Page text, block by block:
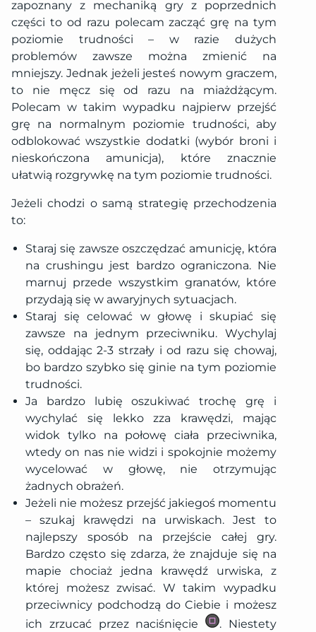
zapoznany z mechaniką gry z poprzednich
części to od razu polecam zacząć grę na tym
poziomie trudności – w razie dużych
problemów zawsze można zmienić na
mniejszy. Jednak jeżeli jesteś nowym graczem,
to nie męcz się od razu na miażdżącym.
Polecam w takim wypadku najpierw przejść
grę na normalnym poziomie trudności, aby
odblokować wszystkie dodatki (wybór broni i
nieskończona amunicja), które znacznie
ułatwią rozgrywkę na tym poziomie trudności.
Jeżeli chodzi o samą strategię przechodzenia
to:
Staraj się zawsze oszczędzać amunicję, która
na crushingu jest bardzo ograniczona. Nie
marnuj przede wszystkim granatów, które
przydają się w awaryjnych sytuacjach.
Staraj się celować w głowę i skupiać się
zawsze na jednym przeciwniku. Wychylaj
się, oddając 2-3 strzały i od razu się chowaj,
bo bardzo szybko się ginie na tym poziomie
trudności.
Ja bardzo lubię oszukiwać trochę grę i
wychylać się lekko zza krawędzi, mając
widok tylko na połowę ciała przeciwnika,
wtedy on nas nie widzi i spokojnie możemy
wycelować w głowę, nie otrzymując
żadnych obrażeń.
Jeżeli nie możesz przejść jakiegoś momentu
– szukaj krawędzi na urwiskach. Jest to
najlepszy sposób na przejście całej gry.
Bardzo często się zdarza, że znajduje się na
mapie chociaż jedna krawędź urwiska, z
której możesz zwisać. W takim wypadku
przeciwnicy podchodzą do Ciebie i możesz
ich zrzucać przez naciśnięcie
. Niestety